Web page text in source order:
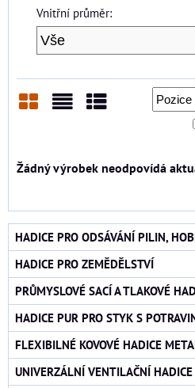
Vnitřní průměr:
HADICE PRO ODSÁVÁNÍ PILIN,
HADICE PRO ZEMĚDĚLSTVÍ
PRŮMYSLOVÉ SACÍ A TLAKOVÉ
HADICE PUR PRO STYK S
FLEXIBILNÉ KOVOVÉ HADICE
UNIVERZÁLNÍ VENTILAČNÍ HADICE